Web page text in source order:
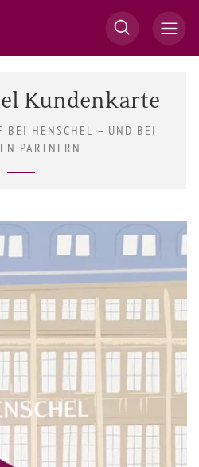
Kundenkarte
BEI HENSCHEL – UND BEI
PARTNERN